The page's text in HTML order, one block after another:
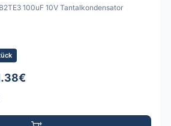
100uF 10V Tantalkondensator